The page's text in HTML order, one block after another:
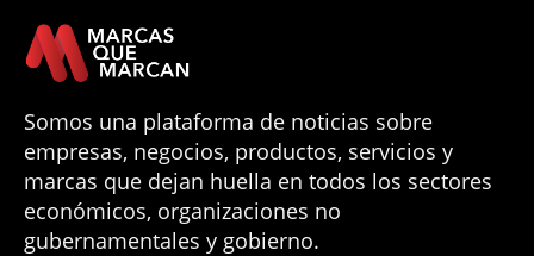
Somos una plataforma de noticias sobre
empresas, negocios, productos, servicios y
marcas que dejan huella en todos los sectores
económicos, organizaciones no
gubernamentales y gobierno.